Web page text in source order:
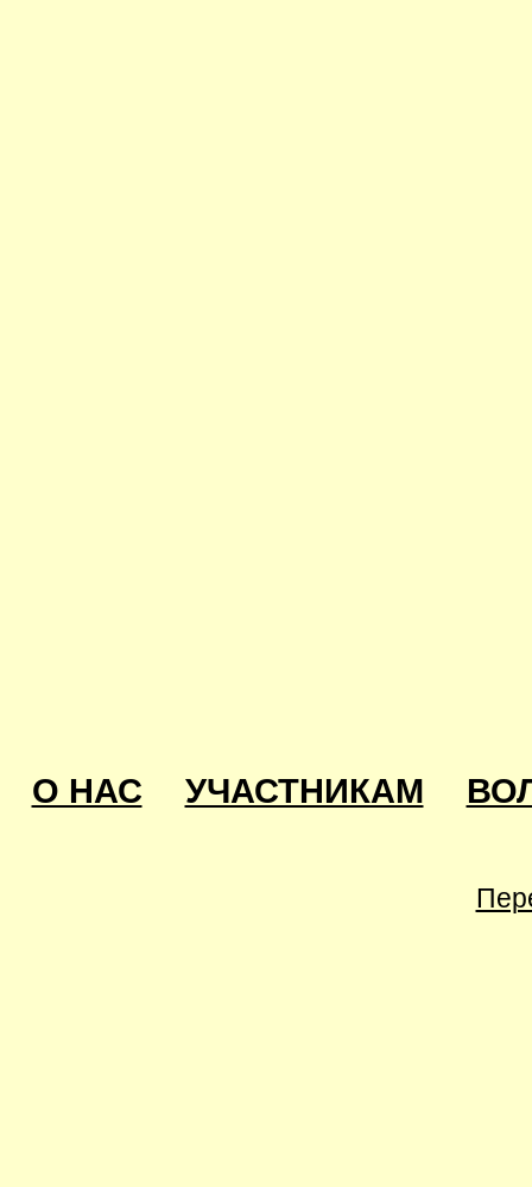
О НАС УЧАСТНИКАМ